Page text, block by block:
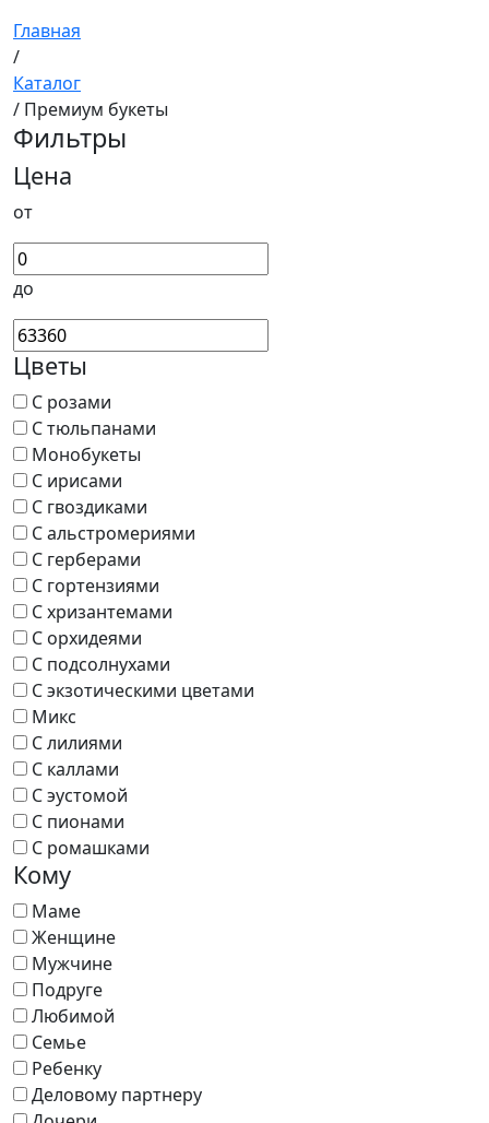
Главная
/
Каталог
/ Премиум букеты
Фильтры
Цена
от
до
Цветы
С розами
С тюльпанами
Монобукеты
С ирисами
С гвоздиками
С альстромериями
С герберами
С гортензиями
С хризантемами
С орхидеями
С подсолнухами
С экзотическими цветами
Микс
С лилиями
С каллами
С эустомой
С пионами
С ромашками
Кому
Маме
Женщине
Мужчине
Подруге
Любимой
Семье
Ребенку
Деловому партнеру